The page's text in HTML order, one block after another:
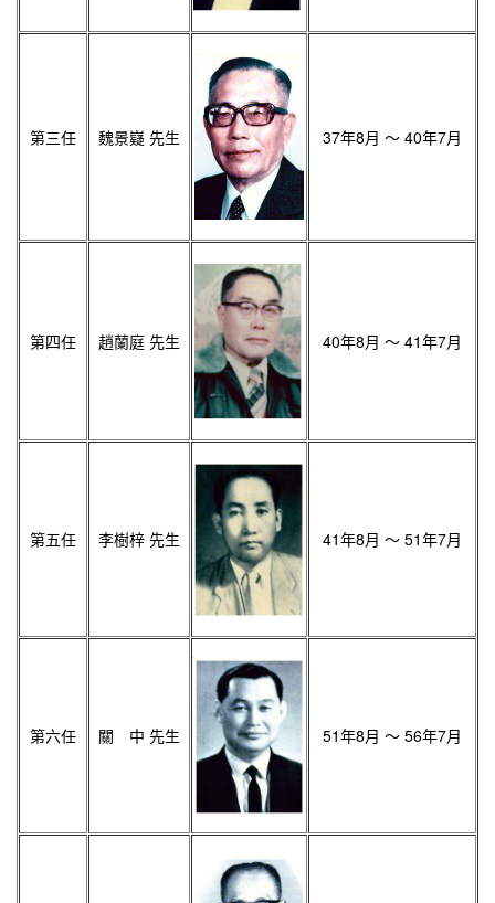
第三任 魏景嶷 先生 37年8月 ～ 40年7月
第四任 趙蘭庭 先生 40年8月 ～ 41年7月
第五任 李樹梓 先生 41年8月 ～ 51年7月
第六任 關 中 先生 51年8月 ～ 56年7月